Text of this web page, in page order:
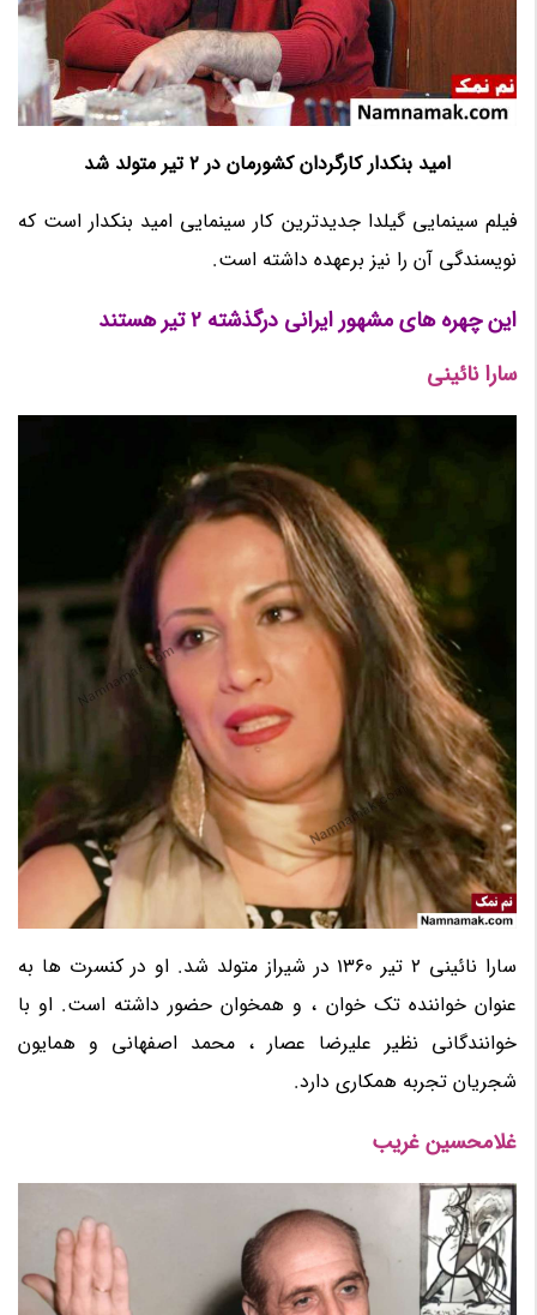
امید بنکدار کارگردان کشورمان در 2 تیر متولد شد
فیلم سینمایی گیلدا جدیدترین کار سینمایی امید بنکدار است که
نویسندگی آن را نیز برعهده داشته است.
این چهره های مشهور ایرانی درگذشته 2 تیر هستند
سارا نائینی
سارا نائینی 2 تیر 1360 در شیراز متولد شد. او در کنسرت ها به
عنوان خواننده تک خوان ، و همخوان حضور داشته است. او با
خوانندگانی نظیر علیرضا عصار ، محمد اصفهانی و همایون
شجریان تجربه همکاری دارد.
غلامحسین غریب